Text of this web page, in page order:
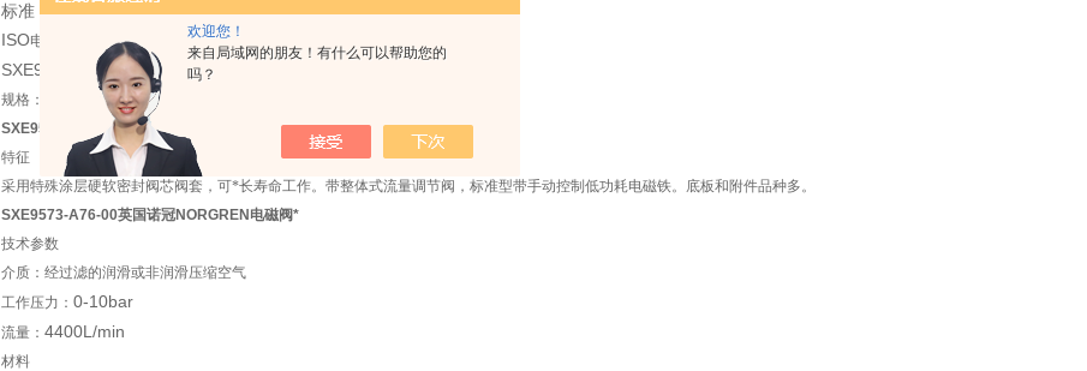
欢迎您！
来自局域网的朋友！有什么可以帮助您的
吗？
标准：德标
ISO电磁先导阀
SXE9574-A70-00/
规格： 气口：G1/2
SXE9573-A76-00英国诺冠NORGREN电磁阀*
特征
采用特殊涂层硬软密封阀芯阀套，可*长寿命工作。带整体式流量调节阀，标准型带手动控制低功耗电磁铁。底板和附件品种多。
SXE9573-A76-00英国诺冠NORGREN电磁阀*
技术参数
介质：经过滤的润滑或非润滑压缩空气
工作压力： 0-10bar
流量： 4400L/min
材料